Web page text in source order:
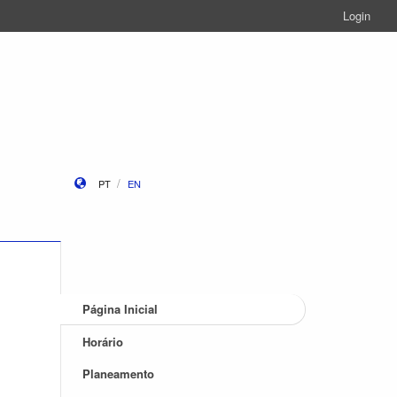
Login
PT EN
Página Inicial
Horário
Planeamento